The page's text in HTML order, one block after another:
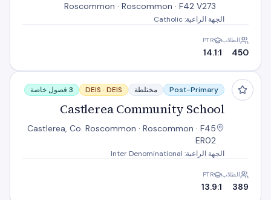
Roscommon · Roscommon · F42 V273
الجهة الراعية: Catholic
الطلاب
450
PTR
14.1:1
Castlerea Community School
Post-Primary مختلطة DEIS · DEIS 3 فصول خاصة
Castlerea Community School
Castlerea, Co. Roscommon · Roscommon · F45
ER02
الجهة الراعية: Inter Denominational
الطلاب
389
PTR
13.9:1